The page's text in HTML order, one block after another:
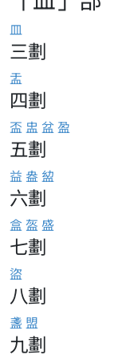
皿
三劃
盂
四劃
盃 盅 盆盈
五劃
益 盎 𥁒
六劃
盒 盔 盛
七劃
盜
八劃
盞 盟
九劃